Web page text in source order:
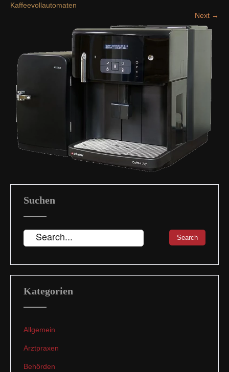
Kaffeevollautomaten
Next →
Suchen
Kategorien
Allgemein
Arztpraxen
Behörden